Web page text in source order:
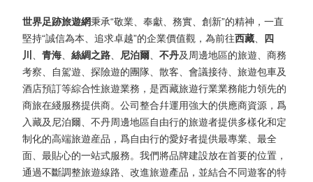
世界足跡旅遊網秉承“敬業、奉獻、務實、創新”的精神，一直
堅持“誠信為本、追求卓越”的企業價值觀，為前往西藏
四
川
、青海 、絲綢之路 尼泊爾 、不丹及周邊地區的旅遊、商務
考察、自駕遊、探險遊的團隊、散客、會議接待、旅遊包車及
酒店預訂等綜合性旅遊業務，是西藏旅遊行業業務能力領先的
商旅在綫服務提供商。公司整合幷運用強大的供應商資源，爲
入藏及尼泊爾、不丹周邊地區自由行的旅遊者提供多樣化和定
制化的高端旅遊産品，爲自由行的愛好者提供最專業、最全
面、最貼心的一站式服務。我們將品牌建設放在首要的位置，
通過不斷調整旅遊線路、改進旅遊產品，並結合不同遊客的特